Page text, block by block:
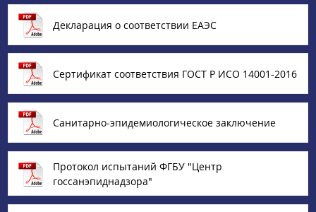
Декларация о соответствии ЕАЭС
Сертификат соответствия ГОСТ Р ИСО 14001-2016
Санитарно-эпидемиологическое заключение
Протокол испытаний ФГБУ "Центр
госсанэпиднадзора"